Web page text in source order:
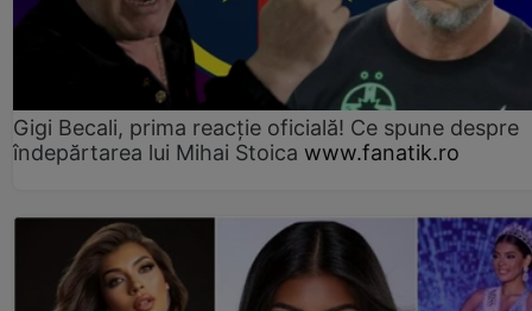
Gigi Becali, prima reacție oficială! Ce spune despre
îndepărtarea lui Mihai Stoica www.fanatik.ro